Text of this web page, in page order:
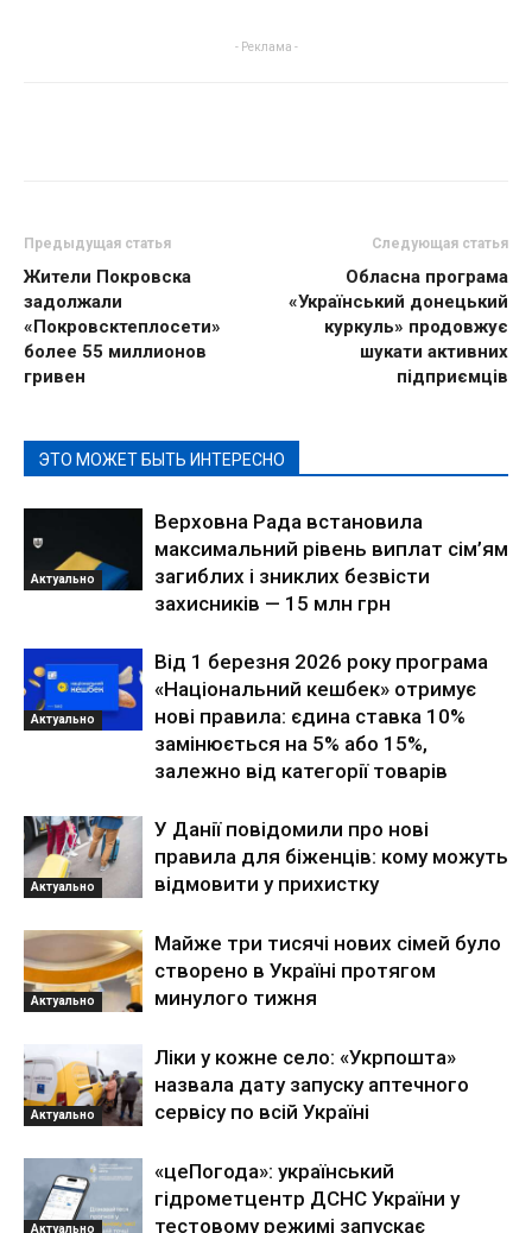
- Реклама -
Предыдущая статья
Жители Покровска
задолжали
«Покровсктеплосети»
более 55 миллионов
гривен
Следующая статья
Обласна програма
«Український донецький
куркуль» продовжує
шукати активних
підприємців
ЭТО МОЖЕТ БЫТЬ ИНТЕРЕСНО
Актуально
Верховна Рада встановила
максимальний рівень виплат сім’ям
загиблих і зниклих безвісти
захисників — 15 млн грн
Актуально
Від 1 березня 2026 року програма
«Національний кешбек» отримує
нові правила: єдина ставка 10%
замінюється на 5% або 15%,
залежно від категорії товарів
Актуально
У Данії повідомили про нові
правила для біженців: кому можуть
відмовити у прихистку
Актуально
Майже три тисячі нових сімей було
створено в Україні протягом
минулого тижня
Актуально
Ліки у кожне село: «Укрпошта»
назвала дату запуску аптечного
сервісу по всій Україні
Актуально
«цеПогода»: український
гідрометцентр ДСНС України у
тестовому режимі запускає